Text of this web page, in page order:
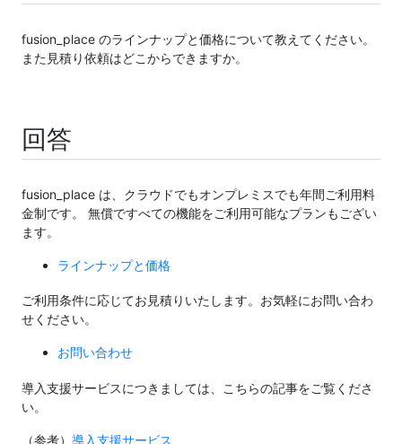
fusion_place のラインナップと価格について教えてください。
また見積り依頼はどこからできますか。
回答
fusion_place は、クラウドでもオンプレミスでも年間ご利用料
金制です。 無償ですべての機能をご利用可能なプランもござい
ます。
ラインナップと価格
ご利用条件に応じてお見積りいたします。お気軽にお問い合わ
せください。
お問い合わせ
導入支援サービスにつきましては、こちらの記事をご覧くださ
い。
（参考） 導入支援サービス